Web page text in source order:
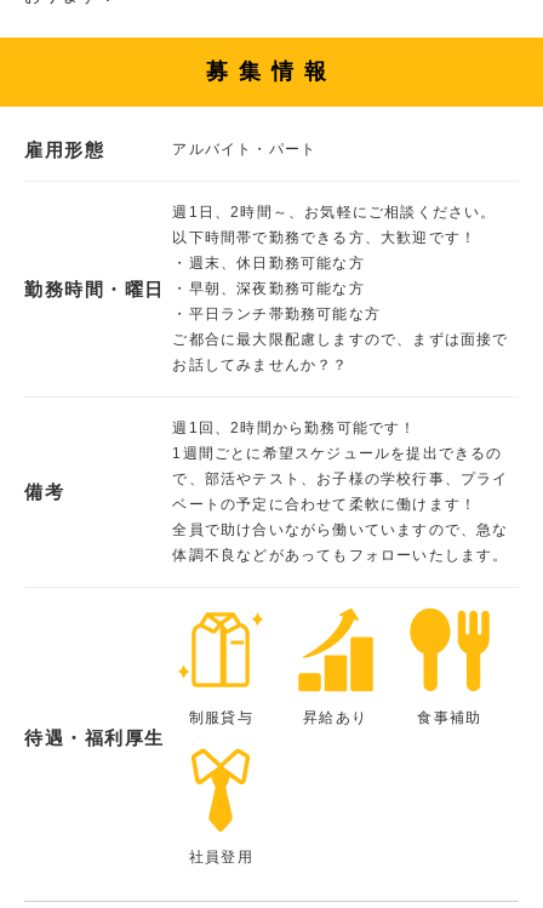
募集情報
雇用形態 アルバイト・パート
勤務時間・曜日
週1日、2時間～、お気軽にご相談ください。
以下時間帯で勤務できる方、大歓迎です！
・週末、休日勤務可能な方
・早朝、深夜勤務可能な方
・平日ランチ帯勤務可能な方
ご都合に最大限配慮しますので、まずは面接で
お話してみませんか？？
備考
週1回、2時間から勤務可能です！
1週間ごとに希望スケジュールを提出できるの
で、部活やテスト、お子様の学校行事、プライ
ベートの予定に合わせて柔軟に働けます！
全員で助け合いながら働いていますので、急な
体調不良などがあってもフォローいたします。
待遇・福利厚生
制服貸与 昇給あり 食事補助
社員登用